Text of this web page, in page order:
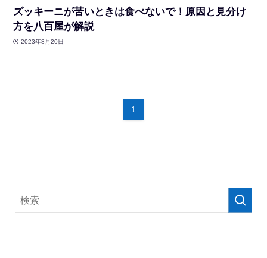
ズッキーニが苦いときは食べないで！原因と見分け
方を八百屋が解説
2023年8月20日
1